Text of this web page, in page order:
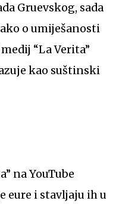
Gruevskog, sada
o umiješanosti
“La Verita”
kao suštinski
na YouTube
eure i stavljaju ih u